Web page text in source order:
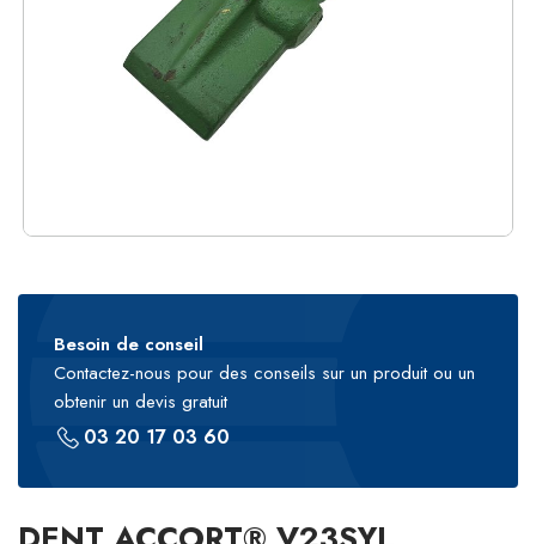
Besoin de conseil
Contactez-nous pour des conseils sur un produit ou un
obtenir un devis gratuit
03 20 17 03 60